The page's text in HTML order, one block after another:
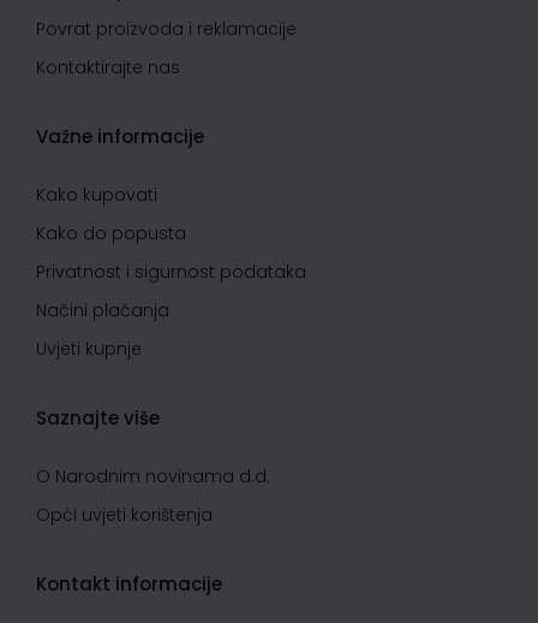
Povrat proizvoda i reklamacije
Kontaktirajte nas
Važne informacije
Kako kupovati
Kako do popusta
Privatnost i sigurnost podataka
Načini plaćanja
Uvjeti kupnje
Saznajte više
O Narodnim novinama d.d.
Opći uvjeti korištenja
Kontakt informacije